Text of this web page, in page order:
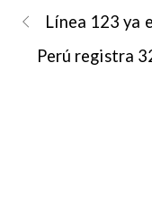
Línea 123 ya
Perú registra